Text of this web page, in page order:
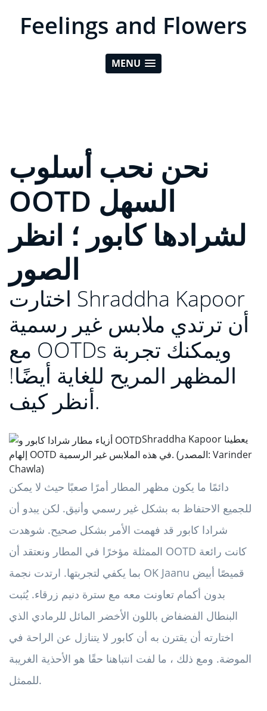
Feelings and Flowers
MENU
نحن نحب أسلوب
OOTD السهل
لشرادها كابور ؛ انظر
الصور
اختارت Shraddha Kapoor
أن ترتدي ملابس غير رسمية
مع OOTDs ويمكنك تجربة
المظهر المريح للغاية أيضًا!
أنظر كيف.
Shraddha Kapoor يعطينا
إلهام OOTD في هذه الملابس غير الرسمية. (المصدر: Varinder
Chawla)
دائمًا ما يكون مظهر المطار أمرًا صعبًا حيث لا يمكن
للجميع الاحتفاظ به بشكل غير رسمي وأنيق. لكن يبدو أن
شرادا كابور قد فهمت الأمر بشكل صحيح. شوهدت
الممثلة مؤخرًا في المطار ونعتقد أن OOTD كانت رائعة
بما يكفي لتجربتها. ارتدت نجمة OK Jaanu قميصًا أبيض
بدون أكمام تعاونت معه مع سترة دنيم زرقاء. يُثبت
البنطال الفضفاض باللون الأخضر المائل للرمادي الذي
اختارته أن يقترن به أن كابور لا يتنازل عن الراحة في
الموضة. ومع ذلك ، ما لفت انتباهنا حقًا هو الأحذية الغريبة
للممثل.